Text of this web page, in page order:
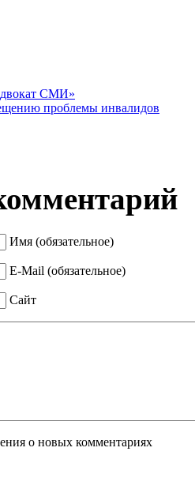
СМИ»
проблемы инвалидов
Имя (обязательное)
E-Mail (обязательное)
Сайт
о новых комментариях